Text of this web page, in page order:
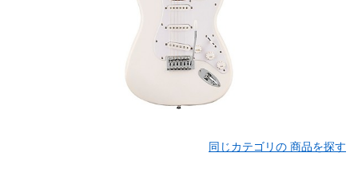
同じカテゴリの 商品を探す